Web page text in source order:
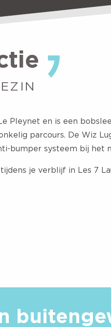
Pleynet en is een
parcours. De Wiz
bumper systeem bij het
je verblijf in Les 7